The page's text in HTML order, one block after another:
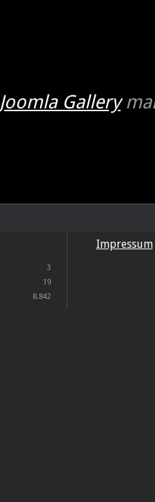
Joomla Gallery
3
19
8.842
Impressum